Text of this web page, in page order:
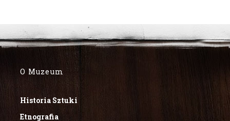
O Muzeum
Historia Sztuki
Etnografia